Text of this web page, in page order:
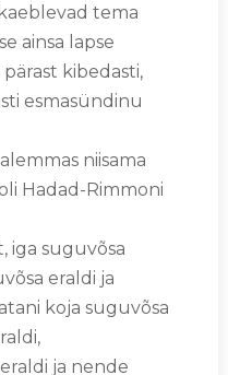
tema
ainsa lapse
kibedasti,
esmasündinu
niisama
Hadad-Rimmoni
iga suguvõsa
eraldi ja
koja suguvõsa
ja nende